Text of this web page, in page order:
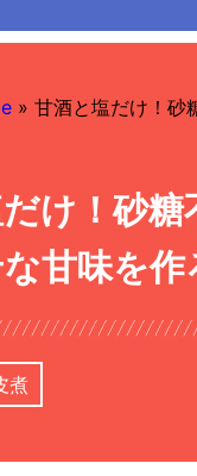
» 甘酒と塩だけ！砂
け！砂
甘味を作
煮